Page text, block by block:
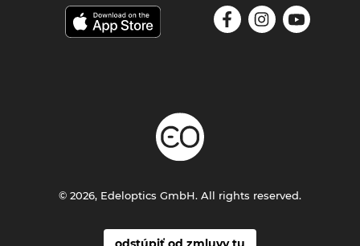
© 2026, Edeloptics GmbH. All rights reserved.